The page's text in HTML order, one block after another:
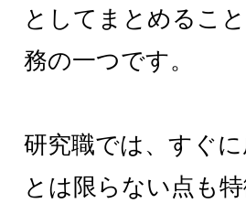
としてまとめるこ
務の一つです。
研究職では、すぐ
とは限らない点も